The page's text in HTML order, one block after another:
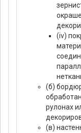
(iv)
(б)
рулонах
(в)